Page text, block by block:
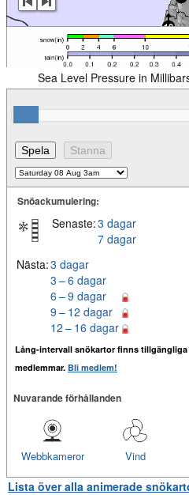
Sea Level Pressure in
Snöackumulering:
Senaste:3 dagar
7 dagar
Nästa:3 dagar
3 – 6 dagar
6 – 9 dagar
9 – 12 dagar
12 – 16 dagar
Lång-intervall snökartor finns
medlemmar. Bli medlem!
Nuvarande förhållanden
Vind
Webbkameror
Lista över alla animerade